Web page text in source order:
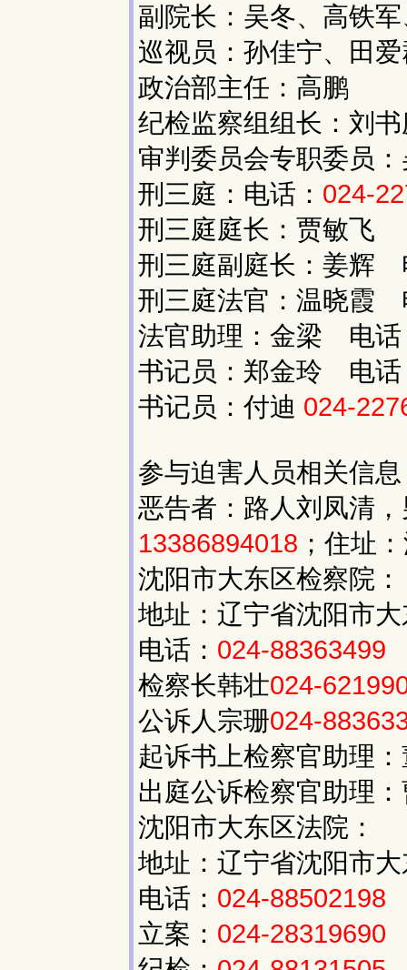
副院长：吴冬、高铁
巡视员：孙佳宁、田
政治部主任：高鹏
纪检监察组组长：刘
审判委员会专职委员
刑三庭：电话： 024-
刑三庭庭长：贾敏飞
刑三庭副庭长：姜辉
刑三庭法官：温晓霞
法官助理：金梁 电话
书记员：郑金玲 电话
书记员：付迪 024-
参与迫害人员相关信
恶告者：路人刘凤清
13386894018 ；住址
沈阳市大东区检察院：
地址：辽宁省沈阳市
电话： 024-88363499
检察长韩壮024-
公诉人宗珊024-
起诉书上检察官助理
出庭公诉检察官助理
沈阳市大东区法院：
地址：辽宁省沈阳市
电话： 024-88502198
立案： 024-28319690